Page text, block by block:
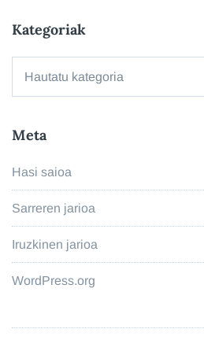
Kategoriak
Meta
Hasi saioa
Sarreren jarioa
Iruzkinen jarioa
WordPress.org